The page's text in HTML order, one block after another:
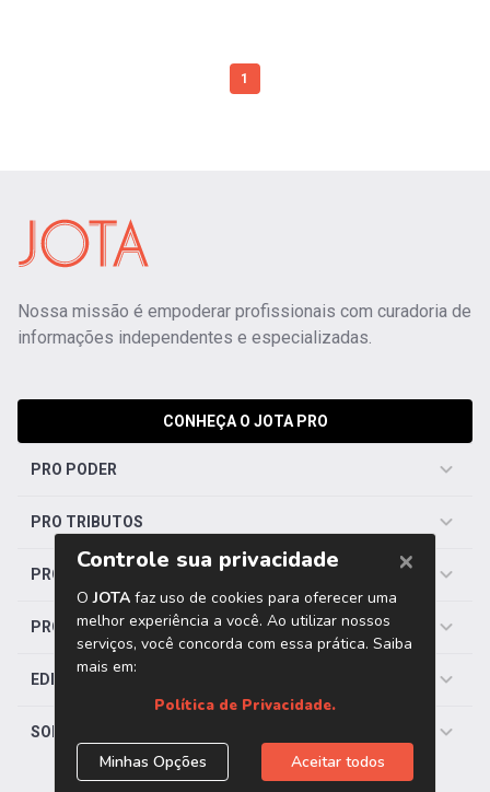
1
Nossa missão é empoderar profissionais com curadoria de
informações independentes e especializadas.
CONHEÇA O JOTA PRO
PRO PODER
PRO TRIBUTOS
PRO TRABALHISTA
PRO SAÚDE
EDITORIAS
SOBRE O JOTA